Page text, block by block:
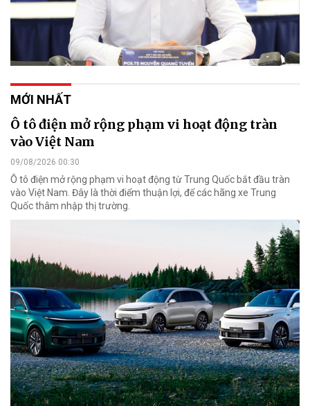
MỚI NHẤT
Ô tô điện mở rộng phạm vi hoạt động tràn
vào Việt Nam
09/08/2026 00:30
Ô tô điện mở rộng phạm vi hoạt động từ Trung Quốc bắt đầu tràn
vào Việt Nam. Đây là thời điểm thuận lợi, để các hãng xe Trung
Quốc thâm nhập thị trường.